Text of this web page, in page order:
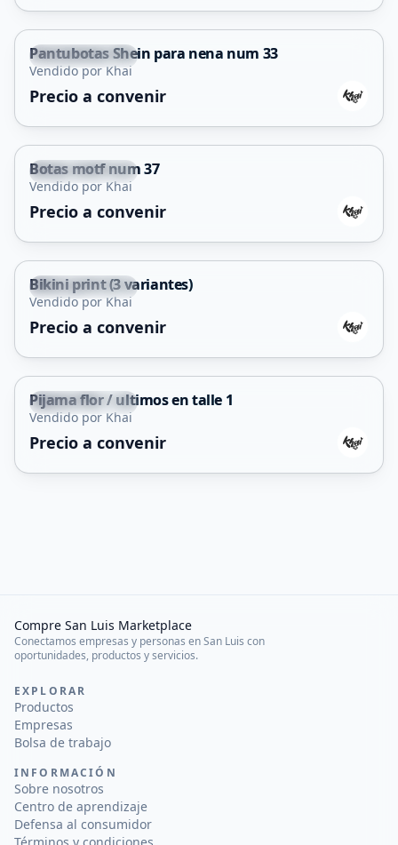
Villa Mercedes
Pantubotas Shein para nena num 33
Vendido por Khai
Precio a convenir
Villa Mercedes
Botas motf num 37
Vendido por Khai
Precio a convenir
Villa Mercedes
Bikini print (3 variantes)
Vendido por Khai
Precio a convenir
Villa Mercedes
Pijama flor / ultimos en talle 1
Vendido por Khai
Precio a convenir
Compre San Luis Marketplace
Conectamos empresas y personas en San Luis con
oportunidades, productos y servicios.
EXPLORAR
Productos
Empresas
Bolsa de trabajo
INFORMACIÓN
Sobre nosotros
Centro de aprendizaje
Defensa al consumidor